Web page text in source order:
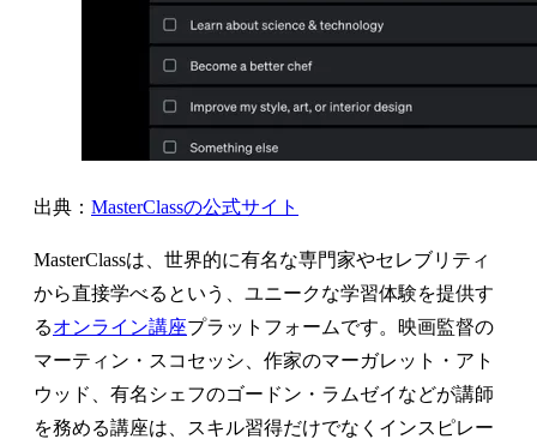
出典： MasterClassの公式サイト
MasterClassは、世界的に有名な専門家やセレブリティ
から直接学べるという、ユニークな学習体験を提供す
るオンライン講座プラットフォームです。映画監督の
マーティン・スコセッシ、作家のマーガレット・アト
ウッド、有名シェフのゴードン・ラムゼイなどが講師
を務める講座は、スキル習得だけでなくインスピレー